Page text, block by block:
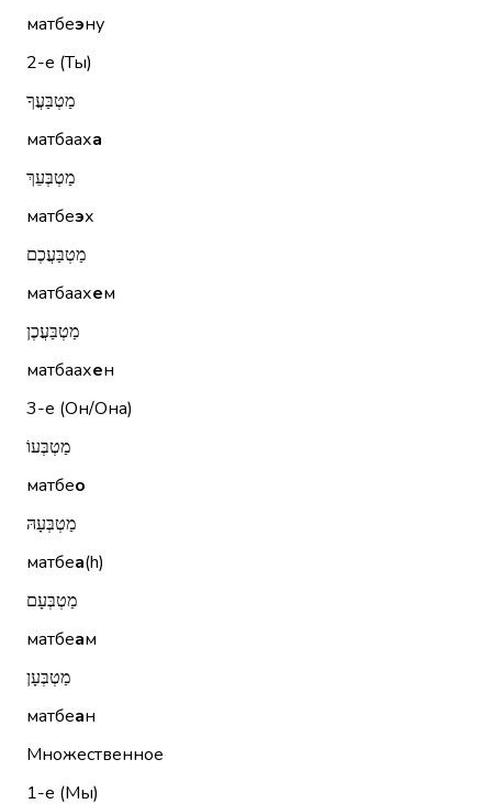
матбеэну
2-е (Ты)
מַטְבַּעֲךָ
матбааха
מַטְבְּעֵךְ
матбеэх
מַטְבַּעֲכֶם
матбаахем
מַטְבַּעֲכֶן
матбаахен
3-е (Он/Она)
מַטְבְּעוֹ
матбео
מַטְבְּעָהּ
матбеа(h)
מַטְבְּעָם
матбеам
מַטְבְּעָן
матбеан
Множественное
1-е (Мы)